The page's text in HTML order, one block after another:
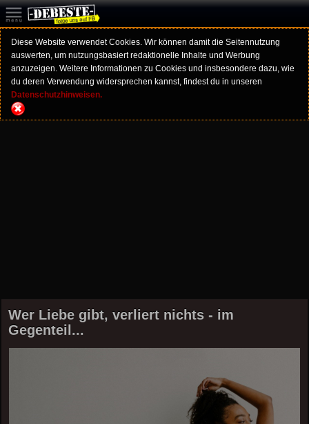
Diese Website verwendet Cookies. Wir können damit die Seitennutzung
auswerten, um nutzungsbasiert redaktionelle Inhalte und Werbung
anzuzeigen. Weitere Informationen zu Cookies und insbesondere dazu, wie
du deren Verwendung widersprechen kannst, findest du in unseren
Datenschutzhinweisen.
Wer Liebe gibt, verliert nichts - im
Gegenteil...